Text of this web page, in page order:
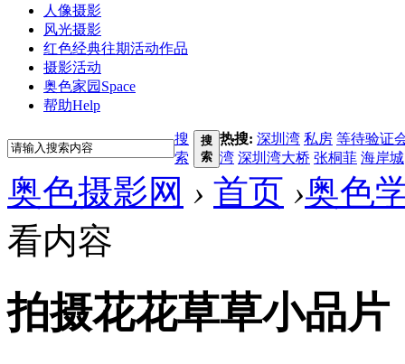
人像摄影
风光摄影
红色经典往期活动作品
摄影活动
奥色家园 Space
帮助Help
搜
索
搜
索
热搜: 深圳湾 私房 等待验证
湾 深圳湾大桥 张桐菲 海岸城
奥色摄影网 › 首页 ›奥色
看内容
拍摄花花草草小品片